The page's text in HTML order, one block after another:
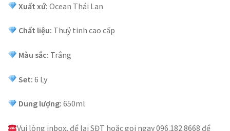
Xuất xứ: Ocean Thái Lan
Chất liệu: Thuỷ tinh cao cấp
Màu sắc: Trắng
Set: 6 Ly
Dung lượng: 650ml
Vui lòng inbox, để lại SĐT hoặc gọi ngay 096.182.8668 để